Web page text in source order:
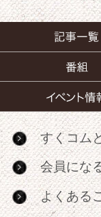
すくコム
会員にな
よくある